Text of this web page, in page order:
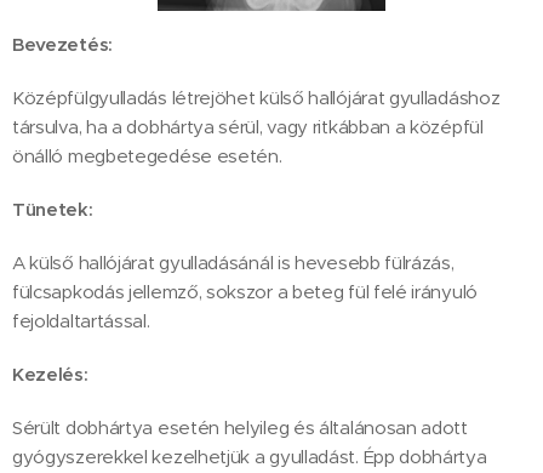
Bevezetés:
Középfülgyulladás létrejöhet külső hallójárat gyulladáshoz
társulva, ha a dobhártya sérül, vagy ritkábban a középfül
önálló megbetegedése esetén.
Tünetek:
A külső hallójárat gyulladásánál is hevesebb fülrázás,
fülcsapkodás jellemző, sokszor a beteg fül felé irányuló
fejoldaltartással.
Kezelés:
Sérült dobhártya esetén helyileg és általánosan adott
gyógyszerekkel kezelhetjük a gyulladást. Épp dobhártya